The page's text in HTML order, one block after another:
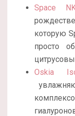
Space
которую
просто
Oskia